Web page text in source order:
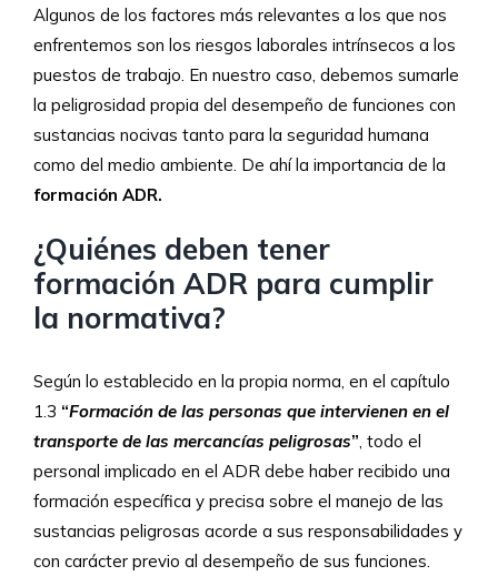
Algunos de los factores más relevantes a los que nos
enfrentemos son los riesgos laborales intrínsecos a los
puestos de trabajo. En nuestro caso, debemos sumarle
la peligrosidad propia del desempeño de funciones con
sustancias nocivas tanto para la seguridad humana
como del medio ambiente. De ahí la importancia de la
formación ADR.
¿Quiénes deben tener
formación ADR para cumplir
la normativa?
Según lo establecido en la propia norma, en el capítulo
1.3 “Formación de las personas que intervienen en el
transporte de las mercancías peligrosas”, todo el
personal implicado en el ADR debe haber recibido una
formación específica y precisa sobre el manejo de las
sustancias peligrosas acorde a sus responsabilidades y
con carácter previo al desempeño de sus funciones.